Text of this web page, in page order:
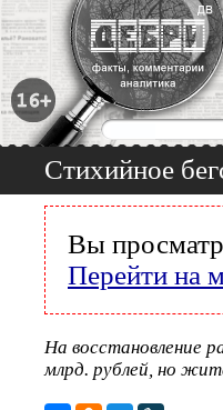
Стихийное
Вы
Перейти на
На восстановление
млрд. рублей, но